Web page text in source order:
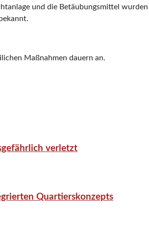
und die Betäubungsmittel
Maßnahmen dauern an.
verletzt
Quartierskonzepts